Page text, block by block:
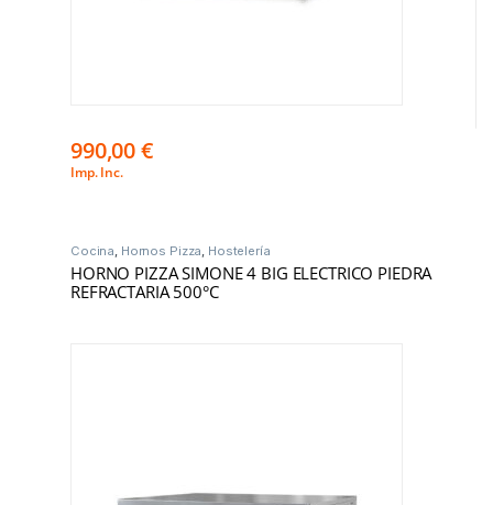
990,00€
Imp. Inc.
Cocina, Hornos Pizza, Hostelería
HORNO PIZZA SIMONE 4 BIG ELECTRICO PIEDRA
REFRACTARIA 500°C